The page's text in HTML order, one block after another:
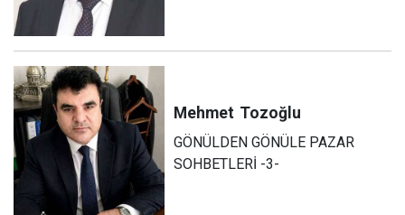
Mehmet Tozoğlu
GÖNÜLDEN GÖNÜLE PAZAR
SOHBETLERİ -3-